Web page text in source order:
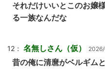
それだけいいとこのお嬢
る一族なんだな
12： 名無しさん（仮）
昔の俺に清麿がベルギム